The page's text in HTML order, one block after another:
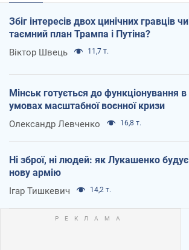
Збіг інтересів двох цинічних гравців чи
таємний план Трампа і Путіна?
Віктор Швець 11,7 т.
Мінськ готується до функціонування в
умовах масштабної воєнної кризи
Олександр Левченко 16,8 т.
Ні зброї, ні людей: як Лукашенко будує
нову армію
Ігар Тишкевич 14,2 т.